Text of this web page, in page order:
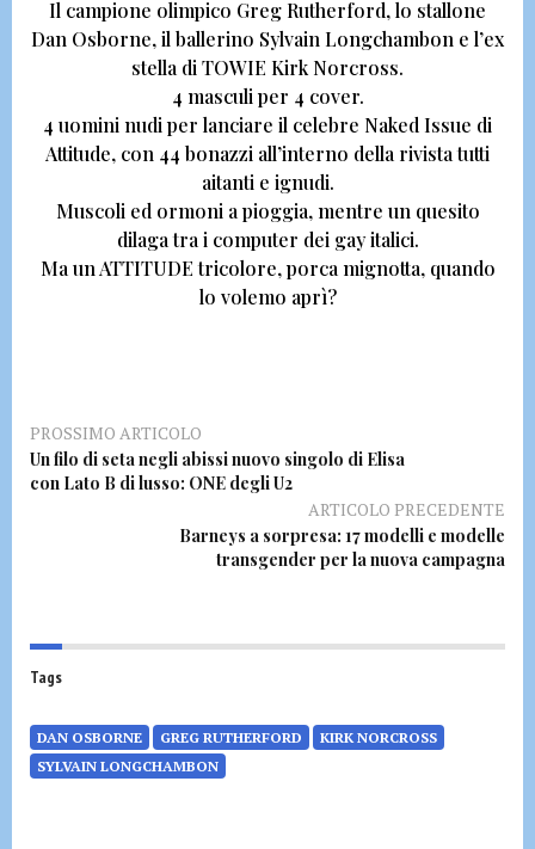
Il campione olimpico Greg Rutherford, lo stallone
Dan Osborne, il ballerino Sylvain Longchambon e l’ex
stella di TOWIE Kirk Norcross.
4 masculi per 4 cover.
4 uomini nudi per lanciare il celebre Naked Issue di
Attitude, con 44 bonazzi all’interno della rivista tutti
aitanti e ignudi.
Muscoli ed ormoni a pioggia, mentre un quesito
dilaga tra i computer dei gay italici.
Ma un ATTITUDE tricolore, porca mignotta, quando
lo volemo aprì?
PROSSIMO ARTICOLO
Un filo di seta negli abissi nuovo singolo di Elisa
con Lato B di lusso: ONE degli U2
ARTICOLO PRECEDENTE
Barneys a sorpresa: 17 modelli e modelle
transgender per la nuova campagna
Tags
DAN OSBORNE GREG RUTHERFORD
KIRK NORCROSS
SYLVAIN LONGCHAMBON